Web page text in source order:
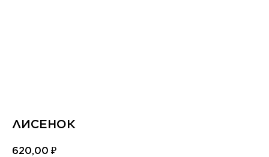
ЛИСЕНОК
620,00 ₽